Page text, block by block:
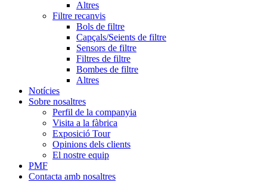
Altres
Filtre recanvis
Bols de filtre
Capçals/Seients de filtre
Sensors de filtre
Filtres de filtre
Bombes de filtre
Altres
Notícies
Sobre nosaltres
Perfil de la companyia
Visita a la fàbrica
Exposició Tour
Opinions dels clients
El nostre equip
PMF
Contacta amb nosaltres